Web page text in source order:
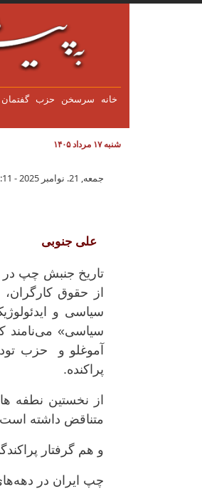
خانه سرسخن حزب گفتمان
شنبه ۱۷ مرداد ۱۴۰۵
ریشه‌های
جمعه, 21. نوامبر 2025 - 22:11
علی جنوبی
تاریخ جنبش چپ در
از حقوق
سیاسی و
آموغلو و حزب
پراکنده.
از نخستین نطفه
متناقض داشته
و هم گرفتار
چپ ایران در